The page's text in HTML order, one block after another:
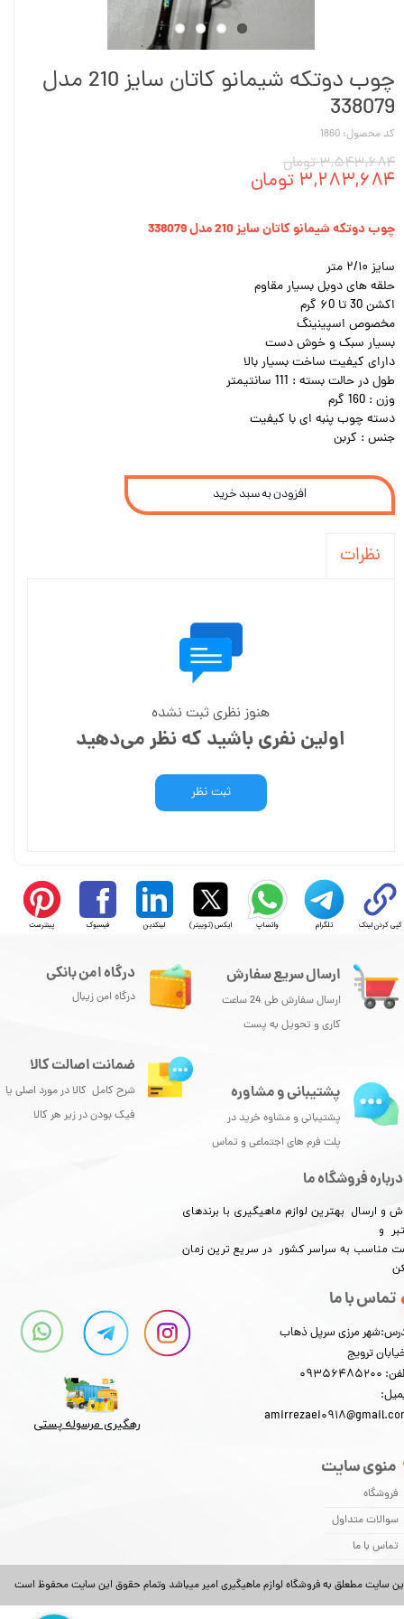
چوب دوتکه شیمانو کاتان سایز 210 مدل
338079
کد محصول: 1860
۳,۵۴۳,۶۸۴ تومان
۳,۲۸۳,۶۸۴ تومان
چوب دوتکه شیمانو کاتان سایز 210 مدل 338079
سایز ۲/۱۰ متر
حلقه های دوبل بسیار مقاوم
اکشن 30 تا ۶0 گرم
مخصوص اسپینینگ
بسیار سبک و خوش دست
دارای کیفیت ساخت بسیار بالا
طول در حالت بسته : 111 سانتیمتر
وزن : 160 گرم
دسته چوب پنبه ای با کیفیت
جنس : کربن
افزودن به سبد خرید
نظرات
هنوز نظری ثبت نشده
اولین نفری باشید که نظر می‌دهید
ثبت نظر
کپی کردن لینک تلگرام واتساپ ایکس (توییتر) لینکدین فیسبوک پینترست
سایت مطعلق به فروشگاه لوازم ماهیگیری امیر میباشد وتمام حقوق این سایت محفوظ است
ارسال سریع سفارش
ارسال سفارش طی 24 ساعت
کاری و تحویل به پست
درباره فروشگاه ما
و ارسال بهترین لوازم ماهیگیری با برندهای
و
مناسب به سراسر کشور در سریع ترین زمان
منوی سایت
فروشگاه
سوالات متداول
تماس با ما
تماس با ما
مرزی سرپل ذهاب
ترویج
درگاه امن بانکی
درگاه امن زیبال
پشتیبانی و مشاوره
پشتیبانی و مشاوه خرید در
پلت فرم های اجتماعی و تماس
ضمانت اصالت کالا
شرح کامل کالا در مورد اصلی یا
فیک بودن در زیر هر کالا
رهگیری مرسوله پستی​​​​​​​